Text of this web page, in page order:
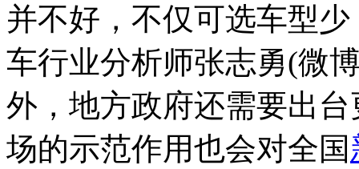
并不好，不仅可选车型
车行业分析师张志勇(微
外，地方政府还需要出
场的示范作用也会对全国